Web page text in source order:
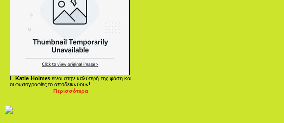
ΗKatie Holmesείναι στην καλύτερή της φάση και
οι φωτογραφίες το αποδεικνύουν!
Περισσότερα